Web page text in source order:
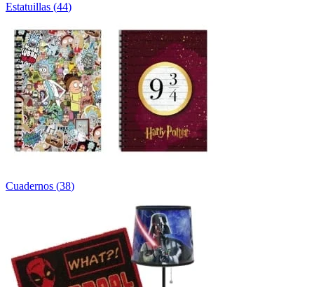
Estatuillas (44)
Cuadernos (38)